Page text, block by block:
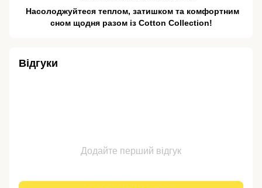
️ Насолоджуйтеся теплом, затишком та комфортним
сном щодня разом із Cotton Collection!
Відгуки
Додайте перший відгук